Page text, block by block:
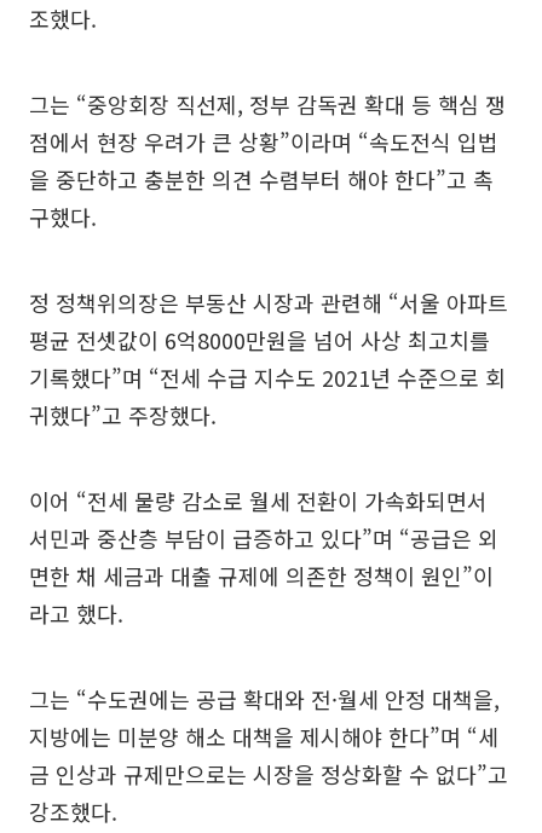
조했다.
그는 “중앙회장 직선제, 정부 감독권 확대 등 핵심 쟁
점에서 현장 우려가 큰 상황”이라며 “속도전식 입법
을 중단하고 충분한 의견 수렴부터 해야 한다”고 촉
구했다.
정 정책위의장은 부동산 시장과 관련해 “서울 아파트
평균 전셋값이 6억8000만원을 넘어 사상 최고치를
기록했다”며 “전세 수급 지수도 2021년 수준으로 회
귀했다”고 주장했다.
이어 “전세 물량 감소로 월세 전환이 가속화되면서
서민과 중산층 부담이 급증하고 있다”며 “공급은 외
면한 채 세금과 대출 규제에 의존한 정책이 원인”이
라고 했다.
그는 “수도권에는 공급 확대와 전·월세 안정 대책을,
지방에는 미분양 해소 대책을 제시해야 한다”며 “세
금 인상과 규제만으로는 시장을 정상화할 수 없다”고
강조했다.